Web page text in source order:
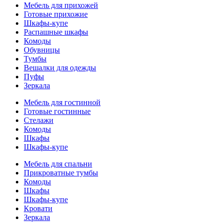
Мебель для прихожей
Готовые прихожие
Шкафы-купе
Распашные шкафы
Комоды
Обувницы
Тумбы
Вешалки для одежды
Пуфы
Зеркала
Мебель для гостинной
Готовые гостинные
Стелажи
Комоды
Шкафы
Шкафы-купе
Мебель для спальни
Прикроватные тумбы
Комоды
Шкафы
Шкафы-купе
Кровати
Зеркала